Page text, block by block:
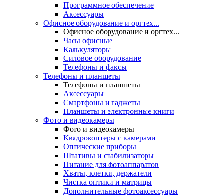
Программное обеспечение
Аксессуары
Офисное оборудование и оргтех...
Офисное оборудование и оргтех...
Часы офисные
Калькуляторы
Силовое оборудование
Телефоны и факсы
Телефоны и планшеты
Телефоны и планшеты
Аксессуары
Смартфоны и гаджеты
Планшеты и электронные книги
Фото и видеокамеры
Фото и видеокамеры
Квадрокоптеры с камерами
Оптические приборы
Штативы и стабилизаторы
Питание для фотоаппаратов
Хваты, клетки, держатели
Чистка оптики и матрицы
Дополнительные фотоаксессуары